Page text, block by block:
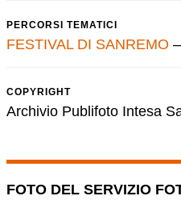
PERCORSI TEMATICI
FESTIVAL DI SANREMO –
COPYRIGHT
Archivio Publifoto Intesa
FOTO DEL SERVIZIO